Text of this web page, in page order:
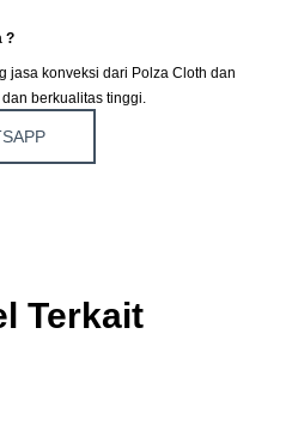
?
jasa konveksi dari Polza Cloth dan
berkualitas tinggi.
Terkait